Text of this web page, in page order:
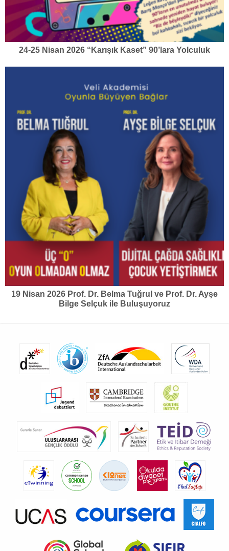
24-25 Nisan 2026 “Karışık Kaset” 90’lara Yolculuk
19 Nisan 2026 Prof. Dr. Belma Tuğrul ve Prof. Dr. Ayşe
Bilge Selçuk ile Buluşuyoruz